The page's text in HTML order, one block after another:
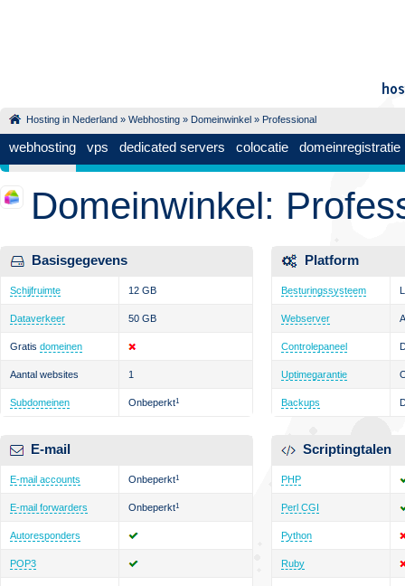
Hosting in Nederland » Webhosting » Domeinwinkel » Professional
webhosting vps dedicated servers colocatie domeinregistratie
Domeinwinkel:
Basisgegevens
Schijfruimte 12 GB
Dataverkeer 50 GB
Gratis domeinen
Aantal websites 1
Subdomeinen Onbeperkt1
E-mail
E-mail accounts Onbeperkt1
E-mail forwarders Onbeperkt1
Autoresponders
POP3
Platform
Besturingssysteem
Webserver
Controlepaneel
Uptimegarantie
Backups
Scriptingtalen
PHP
Perl CGI
Python
Ruby